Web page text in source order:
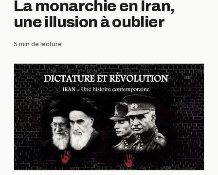
La monarchie en Iran,
une illusion à oublier
5 min de lecture